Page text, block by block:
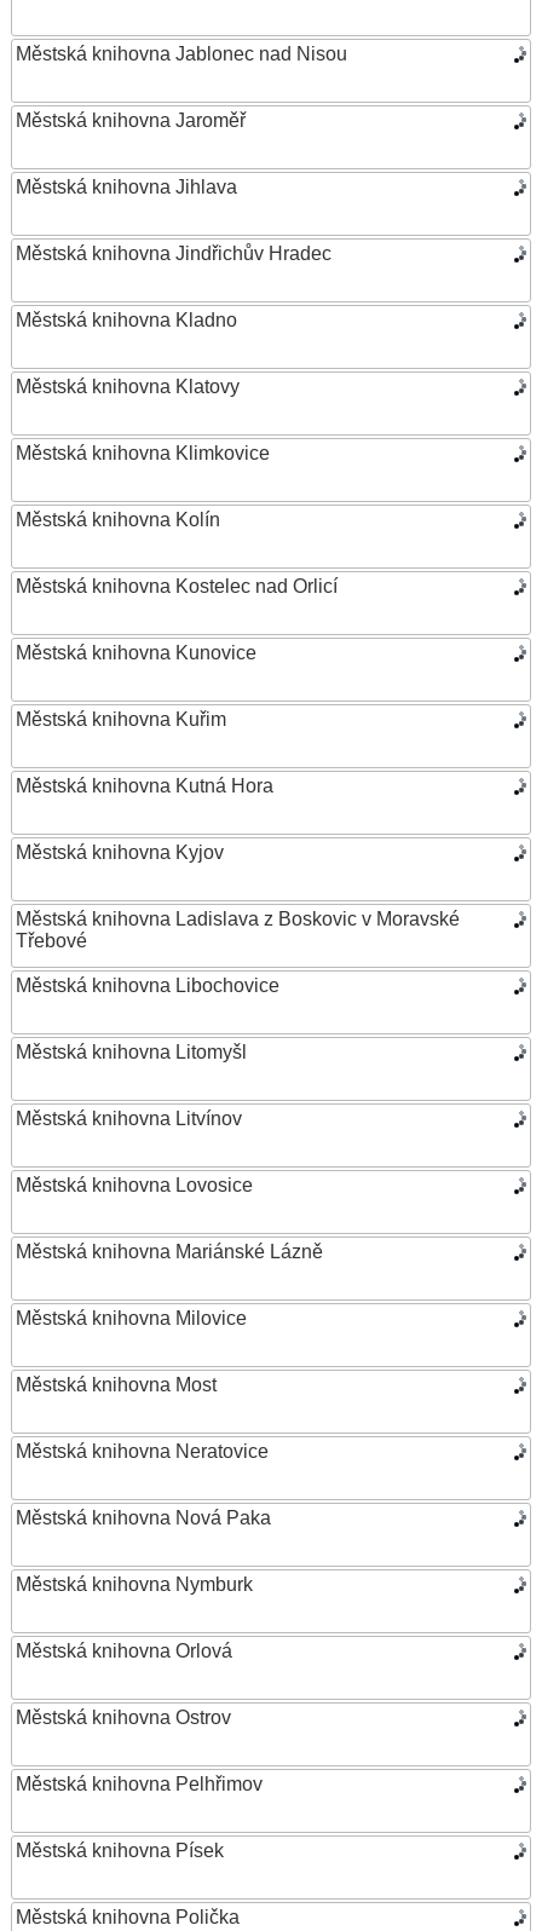
Městská knihovna Jablonec nad Nisou
Městská knihovna Jaroměř
Městská knihovna Jihlava
Městská knihovna Jindřichův Hradec
Městská knihovna Kladno
Městská knihovna Klatovy
Městská knihovna Klimkovice
Městská knihovna Kolín
Městská knihovna Kostelec nad Orlicí
Městská knihovna Kunovice
Městská knihovna Kuřim
Městská knihovna Kutná Hora
Městská knihovna Kyjov
Městská knihovna Ladislava z Boskovic v Moravské
Třebové
Městská knihovna Libochovice
Městská knihovna Litomyšl
Městská knihovna Litvínov
Městská knihovna Lovosice
Městská knihovna Mariánské Lázně
Městská knihovna Milovice
Městská knihovna Most
Městská knihovna Neratovice
Městská knihovna Nová Paka
Městská knihovna Nymburk
Městská knihovna Orlová
Městská knihovna Ostrov
Městská knihovna Pelhřimov
Městská knihovna Písek
Městská knihovna Polička